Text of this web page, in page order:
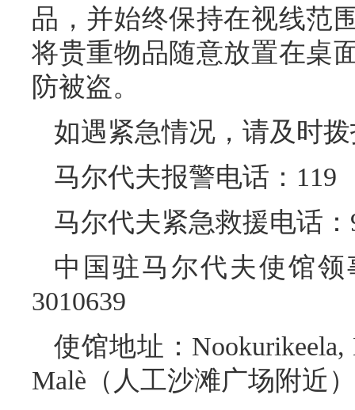
品，并始终保持在视线范
将贵重物品随意放置在桌
防被盗。
如遇紧急情况，请及时
马尔代夫报警电话：119
马尔代夫紧急救援电话：
中国驻马尔代夫使馆领
3010639
使馆地址：Nookurikeela,
Malè（人工沙滩广场附近）